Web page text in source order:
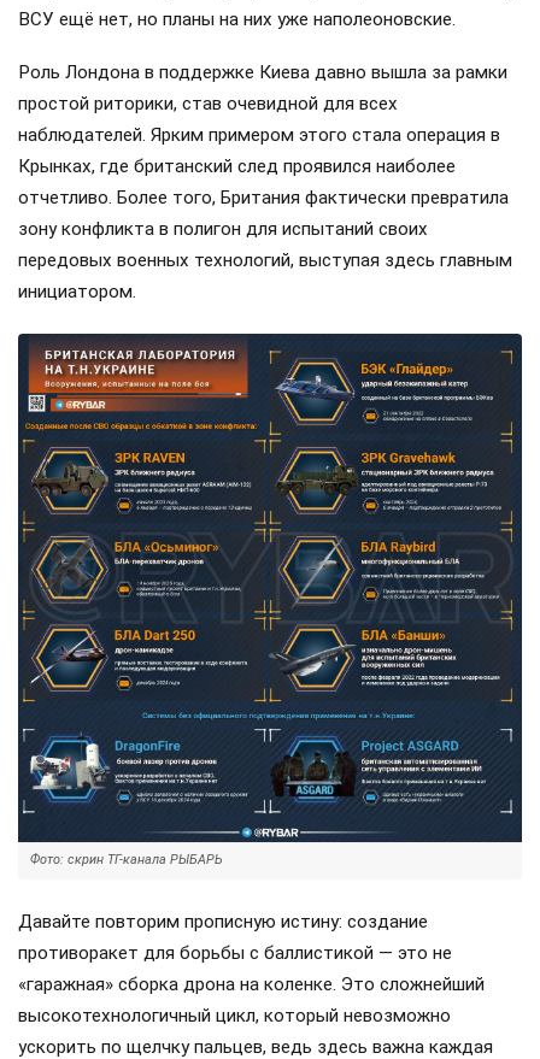
ВСУ ещё нет, но планы на них уже наполеоновские.
Роль Лондона в поддержке Киева давно вышла за рамки
простой риторики, став очевидной для всех
наблюдателей. Ярким примером этого стала операция в
Крынках, где британский след проявился наиболее
отчетливо. Более того, Британия фактически превратила
зону конфликта в полигон для испытаний своих
передовых военных технологий, выступая здесь главным
инициатором.
Фото: скрин ТГ-канала РЫБАРЬ
Давайте повторим прописную истину: создание
противоракет для борьбы с баллистикой — это не
«гаражная» сборка дрона на коленке. Это сложнейший
высокотехнологичный цикл, который невозможно
ускорить по щелчку пальцев, ведь здесь важна каждая